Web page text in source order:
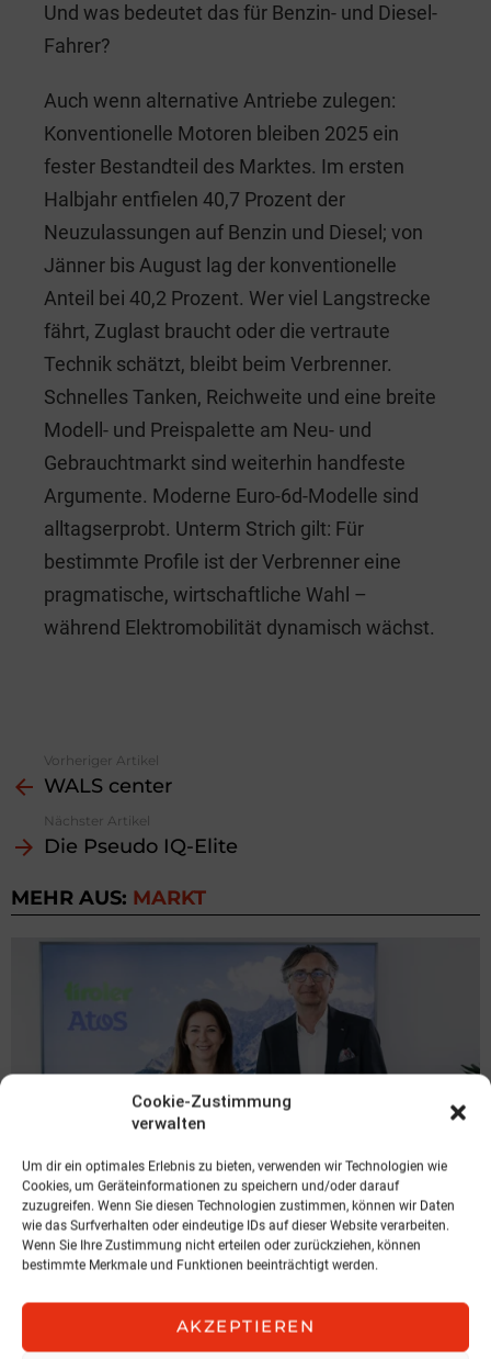
Cookie-Zustimmung
verwalten
Um dir ein optimales Erlebnis zu bieten, verwenden wir Technologien wie
Cookies, um Geräteinformationen zu speichern und/oder darauf
zuzugreifen. Wenn Sie diesen Technologien zustimmen, können wir Daten
wie das Surfverhalten oder eindeutige IDs auf dieser Website verarbeiten.
Wenn Sie Ihre Zustimmung nicht erteilen oder zurückziehen, können
bestimmte Merkmale und Funktionen beeinträchtigt werden.
AKZEPTIEREN
Und was bedeutet das für Benzin- und Diesel-
Fahrer?
Auch wenn alternative Antriebe zulegen:
Konventionelle Motoren bleiben 2025 ein
fester Bestandteil des Marktes. Im ersten
Halbjahr entfielen 40,7 Prozent der
Neuzulassungen auf Benzin und Diesel; von
Jänner bis August lag der konventionelle
Anteil bei 40,2 Prozent. Wer viel Langstrecke
fährt, Zuglast braucht oder die vertraute
Technik schätzt, bleibt beim Verbrenner.
Schnelles Tanken, Reichweite und eine breite
Modell- und Preispalette am Neu- und
Gebrauchtmarkt sind weiterhin handfeste
Argumente. Moderne Euro-6d-Modelle sind
alltagserprobt. Unterm Strich gilt: Für
bestimmte Profile ist der Verbrenner eine
pragmatische, wirtschaftliche Wahl –
während Elektromobilität dynamisch wächst.
more
Vorheriger Artikel
WALS center
Nächster Artikel
Die Pseudo IQ-Elite
MEHR AUS: MARKT
MARKT
Bestandssystem modernisiert